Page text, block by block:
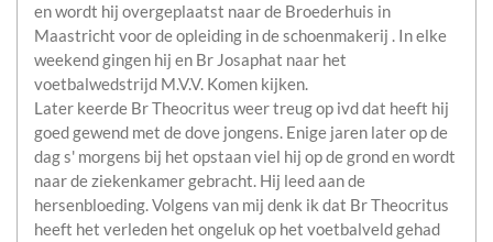
en wordt hij overgeplaatst naar de Broederhuis in
Maastricht voor de opleiding in de schoenmakerij . In elke
weekend gingen hij en Br Josaphat naar het
voetbalwedstrijd M.V.V. Komen kijken.
Later keerde Br Theocritus weer treug op ivd dat heeft hij
goed gewend met de dove jongens. Enige jaren later op de
dag s' morgens bij het opstaan viel hij op de grond en wordt
naar de ziekenkamer gebracht. Hij leed aan de
hersenbloeding. Volgens van mij denk ik dat Br Theocritus
heeft het verleden het ongeluk op het voetbalveld gehad